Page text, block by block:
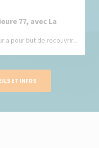
77, avec La
a pour but de recouvrir...
ET INFOS